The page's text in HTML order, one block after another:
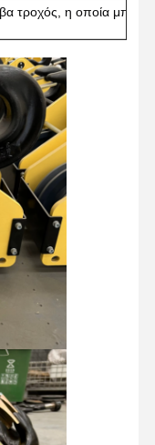
τροχός, η οποία